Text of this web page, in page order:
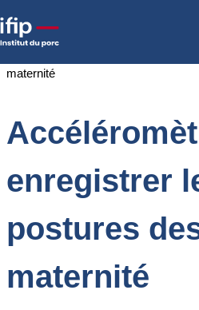
Accueil
postures des truies en maternité
enregistrer
postures
maternité